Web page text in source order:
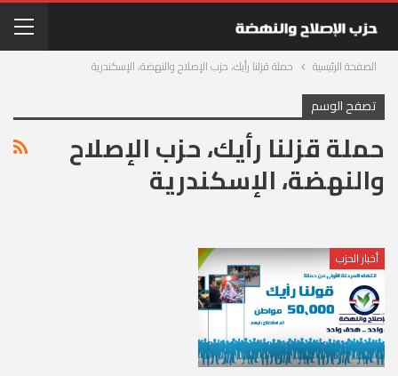
الصفحة الرئيسية حملة قزلنا رأيك، حزب الإصلاح والنهضة، الإسكندرية
تصفح الوسم
حملة قزلنا رأيك، حزب الإصلاح
والنهضة، الإسكندرية
أخبار الحزب